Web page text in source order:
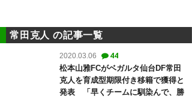
常田克人 の記事一覧
2020.03.06 44
松本山雅FCがベガルタ仙台DF常田
克人を育成型期限付き移籍で獲得と
発表 「早くチームに馴染んで、勝